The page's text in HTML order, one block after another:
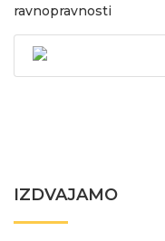
ravnopravnosti
IZDVAJAMO